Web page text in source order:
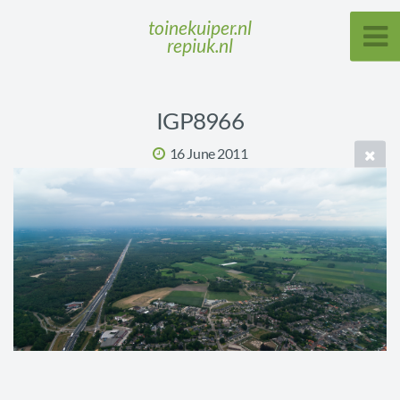
toinekuiper.nl
repiuk.nl
IGP8966
16 June 2011